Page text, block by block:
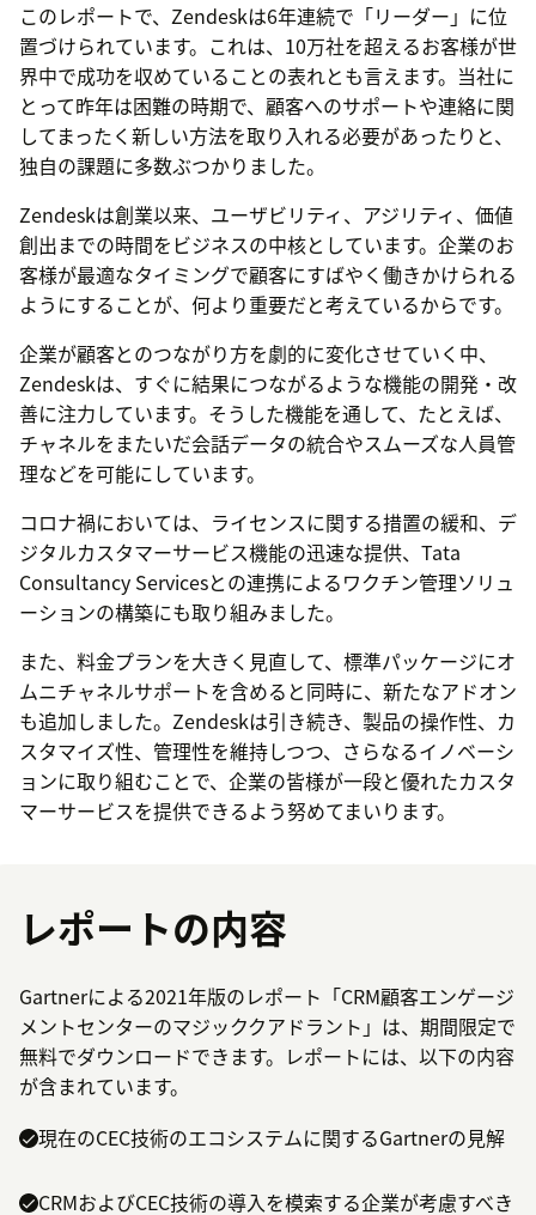
このレポートで、Zendeskは6年連続で「リーダー」に位
置づけられています。これは、10万社を超えるお客様が世
界中で成功を収めていることの表れとも言えます。当社に
とって昨年は困難の時期で、顧客へのサポートや連絡に関
してまったく新しい方法を取り入れる必要があったりと、
独自の課題に多数ぶつかりました。
Zendeskは創業以来、ユーザビリティ、アジリティ、価値
創出までの時間をビジネスの中核としています。企業のお
客様が最適なタイミングで顧客にすばやく働きかけられる
ようにすることが、何より重要だと考えているからです。
企業が顧客とのつながり方を劇的に変化させていく中、
Zendeskは、すぐに結果につながるような機能の開発・改
善に注力しています。そうした機能を通して、たとえば、
チャネルをまたいだ会話データの統合やスムーズな人員管
理などを可能にしています。
コロナ禍においては、ライセンスに関する措置の緩和、デ
ジタルカスタマーサービス機能の迅速な提供、Tata
Consultancy Servicesとの連携によるワクチン管理ソリュ
ーションの構築にも取り組みました。
また、料金プランを大きく見直して、標準パッケージにオ
ムニチャネルサポートを含めると同時に、新たなアドオン
も追加しました。Zendeskは引き続き、製品の操作性、カ
スタマイズ性、管理性を維持しつつ、さらなるイノベーシ
ョンに取り組むことで、企業の皆様が一段と優れたカスタ
マーサービスを提供できるよう努めてまいります。
レポートの内容
Gartnerによる2021年版のレポート「CRM顧客エンゲージ
メントセンターのマジッククアドラント」は、期間限定で
無料でダウンロードできます。レポートには、以下の内容
が含まれています。
現在のCEC技術のエコシステムに関するGartnerの見解
CRMおよびCEC技術の導入を模索する企業が考慮すべき